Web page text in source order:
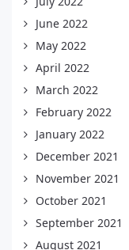
June 2022
May 2022
April 2022
March 2022
February 2022
January 2022
December 2021
November 2021
October 2021
September 2021
August 2021